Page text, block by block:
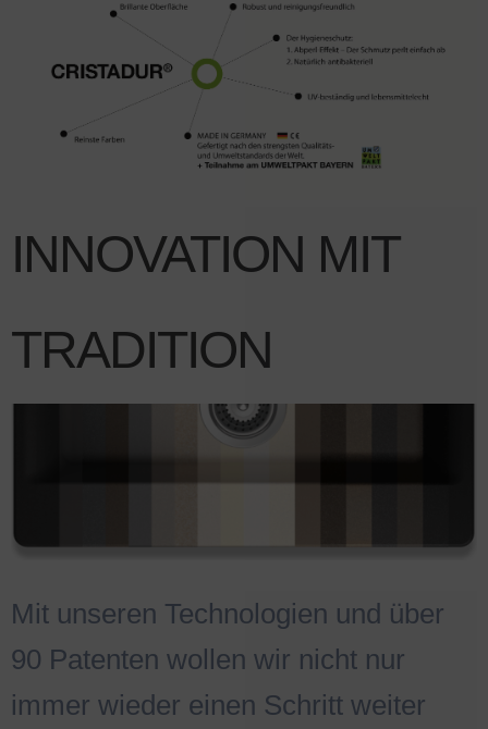
INNOVATION MIT
TRADITION
Mit unseren Technologien und über
90 Patenten wollen wir nicht nur
immer wieder einen Schritt weiter